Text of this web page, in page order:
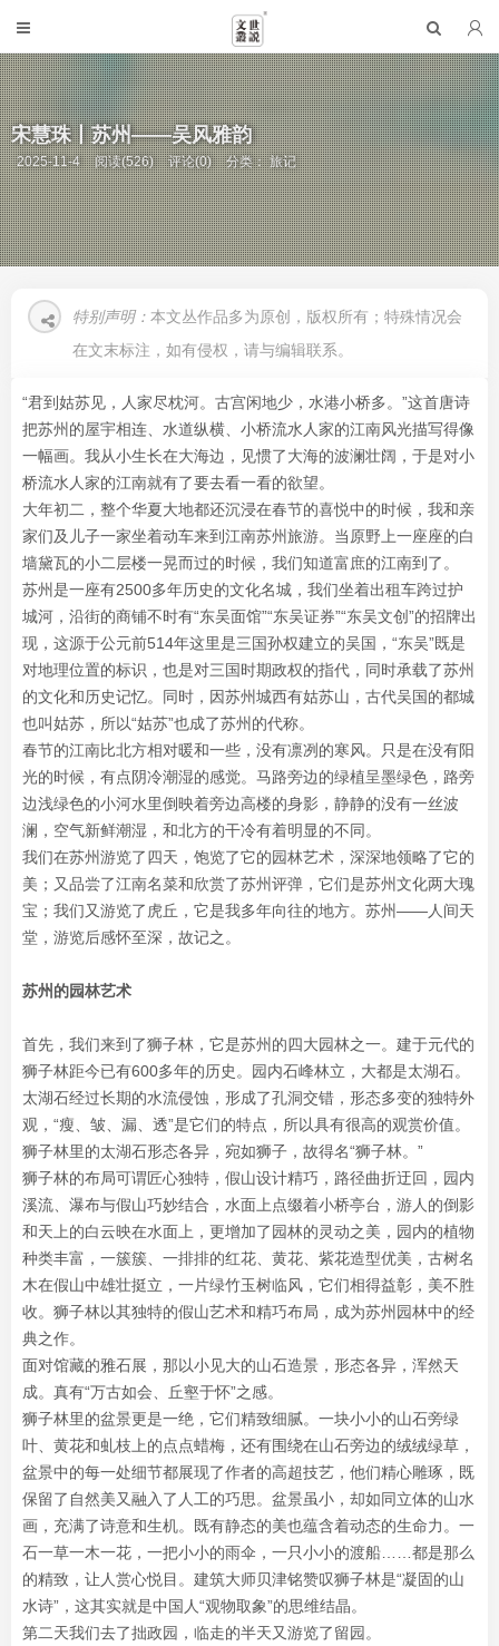
宋慧珠丨苏州——吴风雅韵
2025-11-4 阅读(526) 评论(0) 分类：旅记
特别声明： 本文丛作品多为原创，版权所有；特殊情况会
在文末标注，如有侵权，请与编辑联系。
“君到姑苏见，人家尽枕河。古宫闲地少，水港小桥多。”这首唐诗
把苏州的屋宇相连、水道纵横、小桥流水人家的江南风光描写得像
一幅画。我从小生长在大海边，见惯了大海的波澜壮阔，于是对小
桥流水人家的江南就有了要去看一看的欲望。
大年初二，整个华夏大地都还沉浸在春节的喜悦中的时候，我和亲
家们及儿子一家坐着动车来到江南苏州旅游。当原野上一座座的白
墙黛瓦的小二层楼一晃而过的时候，我们知道富庶的江南到了。
苏州是一座有2500多年历史的文化名城，我们坐着出租车跨过护
城河，沿街的商铺不时有“东吴面馆”“东吴证券”“东吴文创”的招牌出
现，这源于公元前514年这里是三国孙权建立的吴国，“东吴”既是
对地理位置的标识，也是对三国时期政权的指代，同时承载了苏州
的文化和历史记忆。同时，因苏州城西有姑苏山，古代吴国的都城
也叫姑苏，所以“姑苏”也成了苏州的代称。
春节的江南比北方相对暖和一些，没有凛冽的寒风。只是在没有阳
光的时候，有点阴冷潮湿的感觉。马路旁边的绿植呈墨绿色，路旁
边浅绿色的小河水里倒映着旁边高楼的身影，静静的没有一丝波
澜，空气新鲜潮湿，和北方的干冷有着明显的不同。
我们在苏州游览了四天，饱览了它的园林艺术，深深地领略了它的
美；又品尝了江南名菜和欣赏了苏州评弹，它们是苏州文化两大瑰
宝；我们又游览了虎丘，它是我多年向往的地方。苏州——人间天
堂，游览后感怀至深，故记之。
苏州的园林艺术
首先，我们来到了狮子林，它是苏州的四大园林之一。建于元代的
狮子林距今已有600多年的历史。园内石峰林立，大都是太湖石。
太湖石经过长期的水流侵蚀，形成了孔洞交错，形态多变的独特外
观，“瘦、皱、漏、透”是它们的特点，所以具有很高的观赏价值。
狮子林里的太湖石形态各异，宛如狮子，故得名“狮子林。”
狮子林的布局可谓匠心独特，假山设计精巧，路径曲折迂回，园内
溪流、瀑布与假山巧妙结合，水面上点缀着小桥亭台，游人的倒影
和天上的白云映在水面上，更增加了园林的灵动之美，园内的植物
种类丰富，一簇簇、一排排的红花、黄花、紫花造型优美，古树名
木在假山中雄壮挺立，一片绿竹玉树临风，它们相得益彰，美不胜
收。狮子林以其独特的假山艺术和精巧布局，成为苏州园林中的经
典之作。
面对馆藏的雅石展，那以小见大的山石造景，形态各异，浑然天
成。真有“万古如会、丘壑于怀”之感。
狮子林里的盆景更是一绝，它们精致细腻。一块小小的山石旁绿
叶、黄花和虬枝上的点点蜡梅，还有围绕在山石旁边的绒绒绿草，
盆景中的每一处细节都展现了作者的高超技艺，他们精心雕琢，既
保留了自然美又融入了人工的巧思。盆景虽小，却如同立体的山水
画，充满了诗意和生机。既有静态的美也蕴含着动态的生命力。一
石一草一木一花，一把小小的雨伞，一只小小的渡船……都是那么
的精致，让人赏心悦目。建筑大师贝津铭赞叹狮子林是“凝固的山
水诗”，这其实就是中国人“观物取象”的思维结晶。
第二天我们去了拙政园，临走的半天又游览了留园。